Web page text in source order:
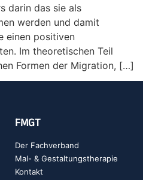
darin das sie als
werden und damit
einen positiven
Im theoretischen Teil
Formen der Migration, […]
FMGT
Der Fachverband
Mal- & Gestaltungstherapie
Kontakt